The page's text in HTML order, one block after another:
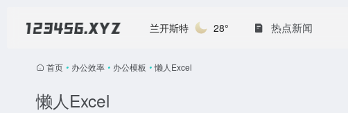
兰开斯特 28° 热点新闻
首页 • 办公效率 • 办公模板 • 懒人Excel
懒人Excel